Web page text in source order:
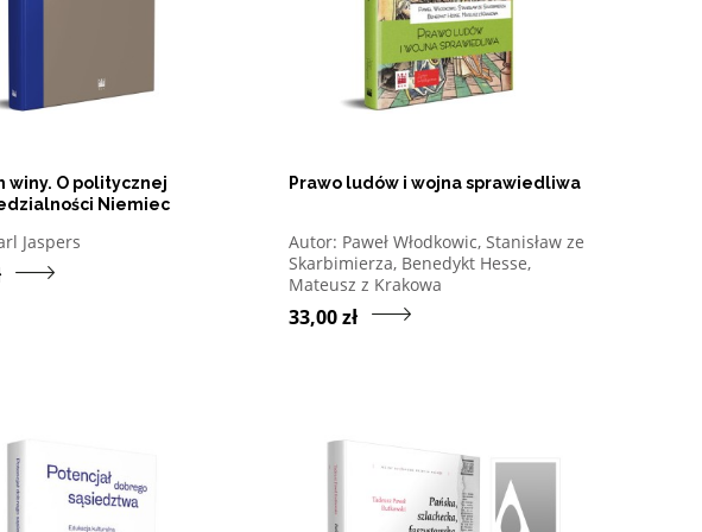
jest
polskie. Instytucja, prymasi, dokumenty
winy. O politycznej
Niemiec
w nowym oknie listę pozycji, których autorem jest
Jaspers
Przejdź do produktu Problem winy. O politycznej odpowiedzialności
Prawo ludów i wojna sprawiedliwa
Autor: Otwórz w nowym oknie listę pozycji, których
Paweł Włodkowic, Stanisław ze
Skarbimierza, Benedykt Hesse,
Mateusz z Krakowa
33,00 zł